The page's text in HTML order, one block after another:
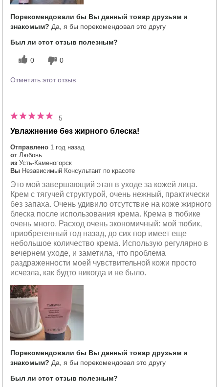
Порекомендовали бы Вы данный товар друзьям и
знакомым? Да, я бы порекомендовал это другу
Был ли этот отзыв полезным?
0 0
Отметить этот отзыв
5
Увлажнение без жирного блеска!
Отправлено 1 год назад
от Любовь
из Усть-Каменогорск
Вы Независимый Консультант по красоте
Это мой завершающий этап в уходе за кожей лица.
Крем с тягучей структурой, очень нежный, практически
без запаха. Очень удивило отсутствие на коже жирного
блеска после использования крема. Крема в тюбике
очень много. Расход очень экономичный: мой тюбик,
приобретенный год назад, до сих пор имеет еще
небольшое количество крема. Использую регулярно в
вечернем уходе, и заметила, что проблема
раздраженности моей чувствительной кожи просто
исчезла, как будто никогда и не было.
Порекомендовали бы Вы данный товар друзьям и
знакомым? Да, я бы порекомендовал это другу
Был ли этот отзыв полезным?